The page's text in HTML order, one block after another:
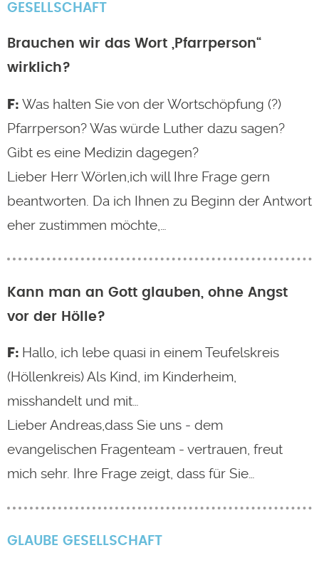
GESELLSCHAFT
Brauchen wir das Wort „Pfarrperson“
wirklich?
Was halten Sie von der Wortschöpfung (?)
Pfarrperson? Was würde Luther dazu sagen?
Gibt es eine Medizin dagegen?
Lieber Herr Wörlen,ich will Ihre Frage gern
beantworten. Da ich Ihnen zu Beginn der Antwort
eher zustimmen möchte,…
Kann man an Gott glauben, ohne Angst
vor der Hölle?
Hallo, ich lebe quasi in einem Teufelskreis
(Höllenkreis) Als Kind, im Kinderheim,
misshandelt und mit…
Lieber Andreas,dass Sie uns - dem
evangelischen Fragenteam - vertrauen, freut
mich sehr. Ihre Frage zeigt, dass für Sie…
GLAUBE GESELLSCHAFT